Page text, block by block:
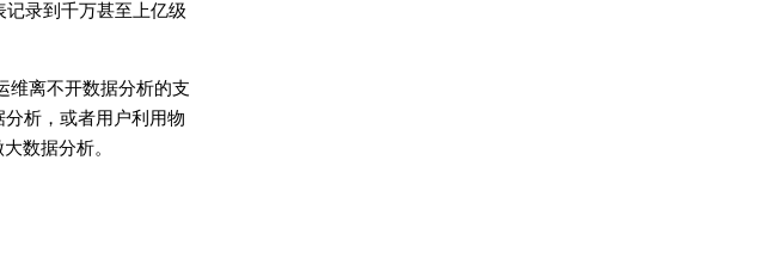
录到千万甚至上亿级
维离不开数据分析的支
析，或者用户利用物
数据分析。